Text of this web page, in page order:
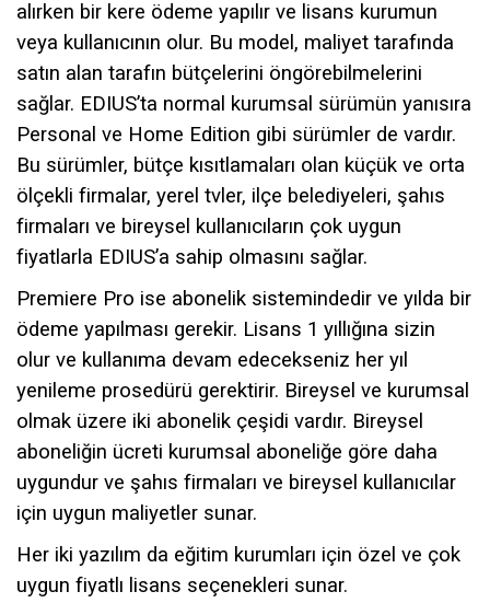
alırken bir kere ödeme yapılır ve lisans kurumun
veya kullanıcının olur. Bu model, maliyet tarafında
satın alan tarafın bütçelerini öngörebilmelerini
sağlar. EDIUS’ta normal kurumsal sürümün yanısıra
Personal ve Home Edition gibi sürümler de vardır.
Bu sürümler, bütçe kısıtlamaları olan küçük ve orta
ölçekli firmalar, yerel tvler, ilçe belediyeleri, şahıs
firmaları ve bireysel kullanıcıların çok uygun
fiyatlarla EDIUS’a sahip olmasını sağlar.
Premiere Pro ise abonelik sistemindedir ve yılda bir
ödeme yapılması gerekir. Lisans 1 yıllığına sizin
olur ve kullanıma devam edecekseniz her yıl
yenileme prosedürü gerektirir. Bireysel ve kurumsal
olmak üzere iki abonelik çeşidi vardır. Bireysel
aboneliğin ücreti kurumsal aboneliğe göre daha
uygundur ve şahıs firmaları ve bireysel kullanıcılar
için uygun maliyetler sunar.
Her iki yazılım da eğitim kurumları için özel ve çok
uygun fiyatlı lisans seçenekleri sunar.